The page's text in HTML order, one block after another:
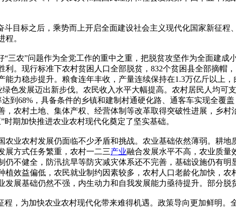
目标之后，乘势而上开启全面建设社会主义现代化国家新征
。
三农”问题作为全党工作的重中之重，把脱贫攻坚作为全面建
。现行标准下农村贫困人口全部脱贫，832个贫困县全部摘帽
力稳步提升。粮食连年丰收，产量连续保持在1.3万亿斤以上
色发展迈出新步伐。农民收入水平大幅提高。农村居民人均可
到68%，具备条件的乡镇和建制村通硬化路、通客车实现全覆
农村土地、集体产权、经营体制等改革取得突破性进展，乡
期加快推进农业农村现代化奠定了坚实基础。
业农村发展仍面临不少矛盾和挑战。农业基础依然薄弱。耕
展方式任务繁重，农村一二三产业融合发展水平不高，农业质量
仍不健全，防汛抗旱等防灾减灾体系还不完善，基础设施仍有
效益偏低，农民就业制约因素较多，农村人口老龄化加快，农
展基础仍然不强，内生动力和自我发展能力亟待提升。部分脱
，为加快农业农村现代化带来难得机遇。政策导向更加鲜明